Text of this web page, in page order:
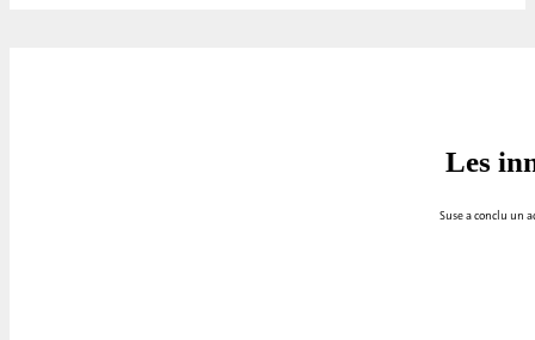
Les
Suse a conclu un